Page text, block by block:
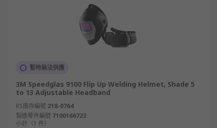
暫時無法供應
3M Speedglas 9100 Flip Up Welding Helmet, Shade 5
to 13 Adjustable Headband
RS庫存編號 218-0764
製造零件編號 7100166723
小計（1 件）